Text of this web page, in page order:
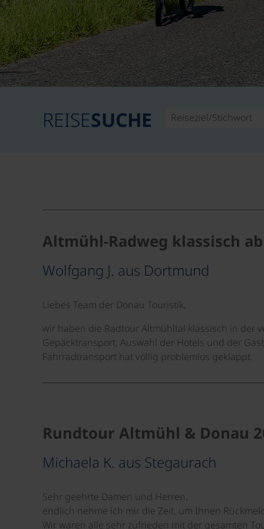
REISESUCHE
Altmühl-Radweg klassisch
Wolfgang J. aus Dortmund
Liebes Team der Donau Touristik,
wir haben die Radtour Altmühltal klassisch in der
Gepäcktransport, Auswahl der Hotels und der
Fahrradtransport hat völlig problemlos geklappt.
Rundtour Altmühl & Donau
Michaela K. aus Stegaurach
Sehr geehrte Damen und Herren,
endlich nehme ich mir die Zeit, um Ihnen
Wir waren alle sehr zufrieden mit der gesamten